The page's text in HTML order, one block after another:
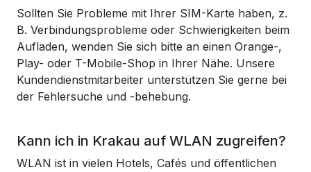
Sollten Sie Probleme mit Ihrer SIM-Karte haben, z.
B. Verbindungsprobleme oder Schwierigkeiten beim
Aufladen, wenden Sie sich bitte an einen Orange-,
Play- oder T-Mobile-Shop in Ihrer Nähe. Unsere
Kundendienstmitarbeiter unterstützen Sie gerne bei
der Fehlersuche und -behebung.
Kann ich in Krakau auf WLAN zugreifen?
WLAN ist in vielen Hotels, Cafés und öffentlichen